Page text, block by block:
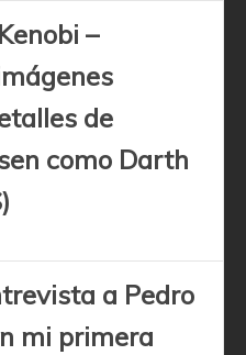
–
de
como Darth
a Pedro
mi primera